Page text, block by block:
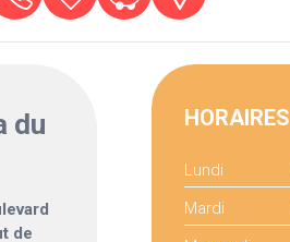
du
de
HORAIRES
Lundi
Mardi